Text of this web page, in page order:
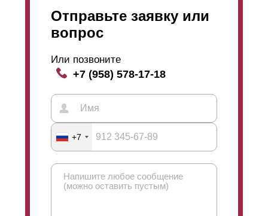
Отправьте заявку или
вопрос
Или позвоните
+7 (958) 578-17-18
+7